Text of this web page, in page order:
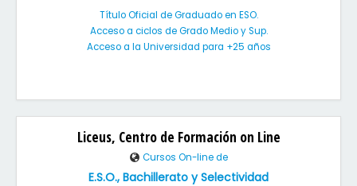
Título Oficial de Graduado en ESO.
Acceso a ciclos de Grado Medio y Sup.
Acceso a la Universidad para +25 años
Liceus, Centro de Formación on Line
Cursos On-line de
E.S.O., Bachillerato y Selectividad